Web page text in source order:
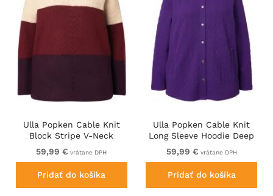
Ulla Popken Cable Knit
Block Stripe V-Neck
Sweater Dark Ruby
59,99 € vrátane DPH
Pridať do košíka
Ulla Popken Cable Knit
Long Sleeve Hoodie Deep
Violet
59,99 € vrátane DPH
Pridať do košíka